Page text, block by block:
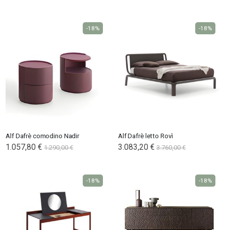
Alf Dafrè comodino Nadir
1.057,80 € 1.290,00 €
-18%
Alf Dafrè letto Rovì
3.083,20 € 3.760,00 €
-18%
-18% -18%